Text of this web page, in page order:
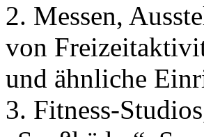
2. Messen,
von
und ähnliche
3. Fitness-